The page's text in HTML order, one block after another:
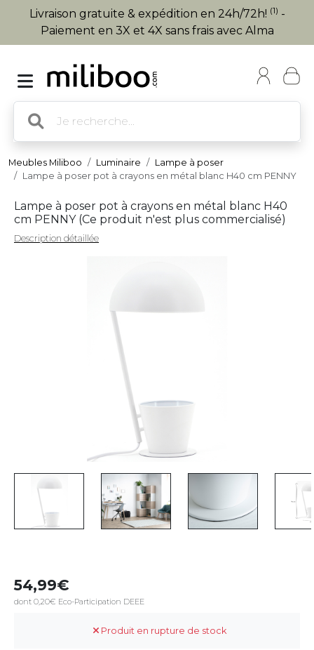
Livraison gratuite & expédition en 24h/72h! (1) -
Paiement en 3X et 4X sans frais avec Alma
Meubles Miliboo Luminaire
Lampe à poser
Lampe à poser pot à crayons en métal blanc H40 cm PENNY
Lampe à poser pot à crayons en métal blanc H40
cm PENNY (Ce produit n'est plus commercialisé)
Description détaillée
54,99
dont 0,20€ Eco-Participation DEEE
Produit en rupture de stock